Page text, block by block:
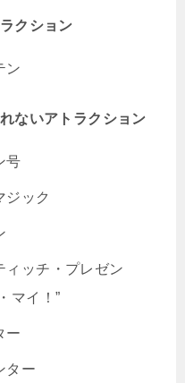
クション
ン
ないアトラクション
号
ジック
ィッチ・プレゼン
マイ！”
ー
ター